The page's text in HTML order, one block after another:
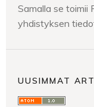
Samalla se toimii
yhdistyksen
UUSIMMAT